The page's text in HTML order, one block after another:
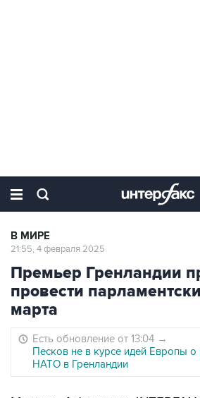
В МИРЕ
21:55, 4 февраля 2025
Премьер Гренландии
провести
марта
Есть обновление от 13:04 →
Песков не в курсе идей Европы
НАТО в Гренландии